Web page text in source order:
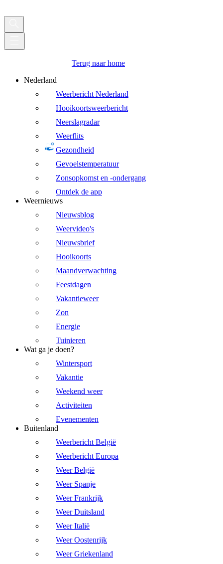
Terug naar home
Nederland
Weerbericht Nederland
Hooikoortsweerbericht
Neerslagradar
Weerflits
Gezondheid
Gevoelstemperatuur
Zonsopkomst en -ondergang
Ontdek de app
Weernieuws
Nieuwsblog
Weervideo's
Nieuwsbrief
Hooikoorts
Maandverwachting
Feestdagen
Vakantieweer
Zon
Energie
Tuinieren
Wat ga je doen?
Wintersport
Vakantie
Weekend weer
Activiteiten
Evenementen
Buitenland
Weerbericht België
Weerbericht Europa
Weer België
Weer Spanje
Weer Frankrijk
Weer Duitsland
Weer Italië
Weer Oostenrijk
Weer Griekenland